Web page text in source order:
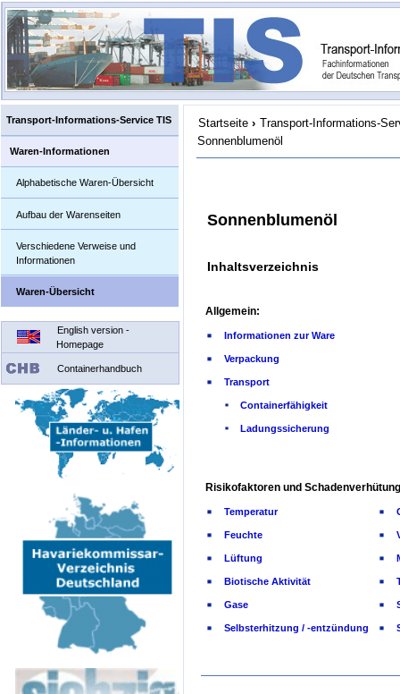
Transport-Informations-Service TIS
Waren-Informationen
Alphabetische Waren-Übersicht
Aufbau der Warenseiten
Verschiedene Verweise und
Informationen
Waren-Übersicht
English version -
Homepage
Containerhandbuch
Startseite › Transport-Informations-
Sonnenblumenöl
Sonnenblumenöl
Inhaltsverzeichnis
Allgemein:
Informationen zur Ware
Verpackung
Transport
Containerfähigkeit
Ladungssicherung
Risikofaktoren und
Temperatur
Feuchte
Lüftung
Biotische Aktivität
Gase
Selbsterhitzung / -entzündung